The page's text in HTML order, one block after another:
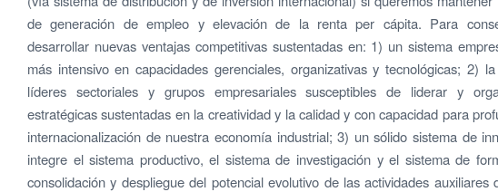
de generación de empleo y elevación de la renta per cápita. Para
desarrollar nuevas ventajas competitivas sustentadas en: 1) un sistema
más intensivo en capacidades gerenciales, organizativas y tecnológicas; 2)
líderes sectoriales y grupos empresariales susceptibles de liderar y
estratégicas sustentadas en la creatividad y la calidad y con capacidad para
internacionalización de nuestra economía industrial; 3) un sólido sistema de
integre el sistema productivo, el sistema de investigación y el sistema de
consolidación y despliegue del potencial evolutivo de las actividades auxiliares